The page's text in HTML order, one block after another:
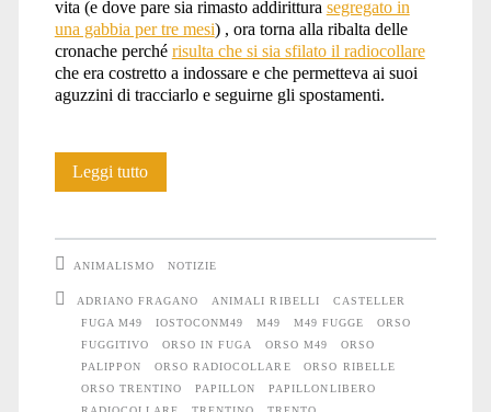
vita (e dove pare sia rimasto addirittura segregato in
una gabbia per tre mesi) , ora torna alla ribalta delle
cronache perché risulta che si sia sfilato il radiocollare
che era costretto a indossare e che permetteva ai suoi
aguzzini di tracciarlo e seguirne gli spostamenti.
Leggi tuttoM49/Papillon
il
radiocollare
ANIMALISMO NOTIZIE
ADRIANO FRAGANO ANIMALI RIBELLI
CASTELLER
FUGA M49
IOSTOCONM49 M49 M49 FUGGE
ORSO
FUGGITIVO
ORSO IN FUGA ORSO M49
ORSO
PALIPPON
ORSO RADIOCOLLARE
ORSO RIBELLE
ORSO TRENTINO
PAPILLON
PAPILLONLIBERO